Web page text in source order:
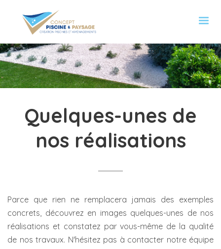
Quelques-unes de
nos réalisations
Parce que rien ne remplacera jamais des exemples
concrets, découvrez en images quelques-unes de nos
réalisations et constatez par vous-même de la qualité
de nos travaux. N'hésitez pas à contacter notre équipe